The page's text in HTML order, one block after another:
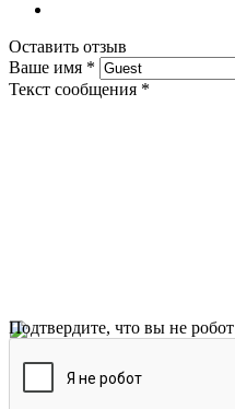
Оставить отзыв
Ваше имя *
Текст сообщения *
Подтвердите, что вы не робот